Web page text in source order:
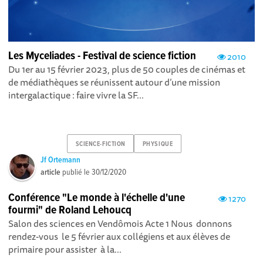
2010
Les Myceliades - Festival de science fiction
Du 1er au 15 février 2023, plus de 50 couples de cinémas et
de médiathèques se réunissent autour d’une mission
intergalactique : faire vivre la SF...
SCIENCE-FICTION PHYSIQUE
Jf Ortemann
article publié le30/12/2020
1270
Conférence "Le monde à l'échelle d'une
fourmi" de Roland Lehoucq
Salon des sciences en Vendômois Acte 1 Nous donnons
rendez-vous le 5 février aux collégiens et aux élèves de
primaire pour assister à la...